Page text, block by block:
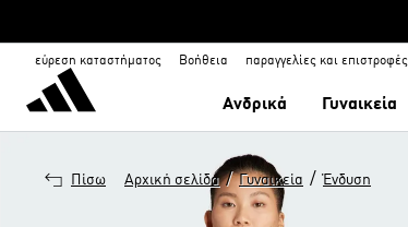
εύρεση καταστήματος Βοήθεια παραγγελίες και επιστροφές
Ανδρικά Γυναικεία
Πίσω Αρχική σελίδα / Γυναικεία / Ένδυση